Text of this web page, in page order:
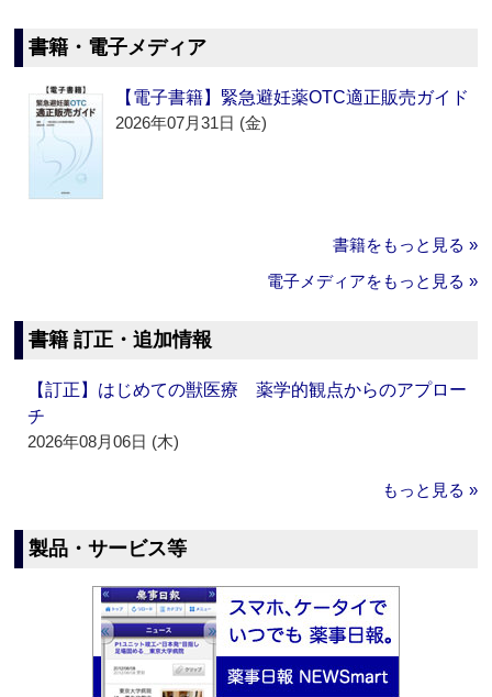
書籍・電子メディア
【電子書籍】緊急避妊薬OTC適正販売ガイド
2026年07月31日 (金)
書籍をもっと見る »
電子メディアをもっと見る »
書籍 訂正・追加情報
【訂正】はじめての獣医療 薬学的観点からのアプロー
チ
2026年08月06日 (木)
もっと見る »
製品・サービス等